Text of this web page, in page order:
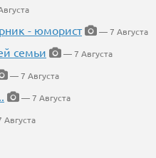
- юморист
— 7 Августа
семьи
— 7 Августа
— 7 Августа
— 7 Августа